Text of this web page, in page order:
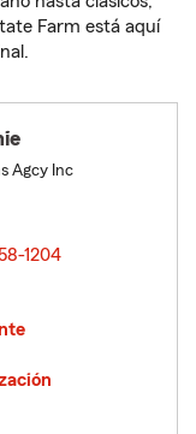
Farm está aquí
Agcy Inc
1204